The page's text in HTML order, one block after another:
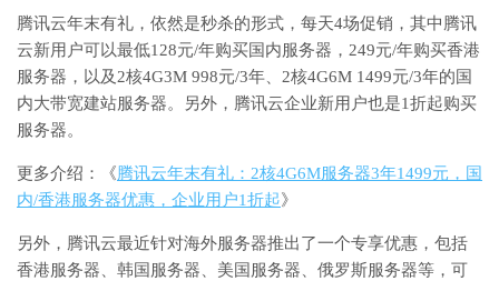
腾讯云年末有礼，依然是秒杀的形式，每天4场促销，其中腾讯
云新用户可以最低128元/年购买国内服务器，249元/年购买香港
服务器，以及2核4G3M 998元/3年、2核4G6M 1499元/3年的国
内大带宽建站服务器。另外，腾讯云企业新用户也是1折起购买
服务器。
更多介绍：《腾讯云年末有礼：2核4G6M服务器3年1499元，国
内/香港服务器优惠，企业用户1折起》
另外，腾讯云最近针对海外服务器推出了一个专享优惠，包括
香港服务器、韩国服务器、美国服务器、俄罗斯服务器等，可